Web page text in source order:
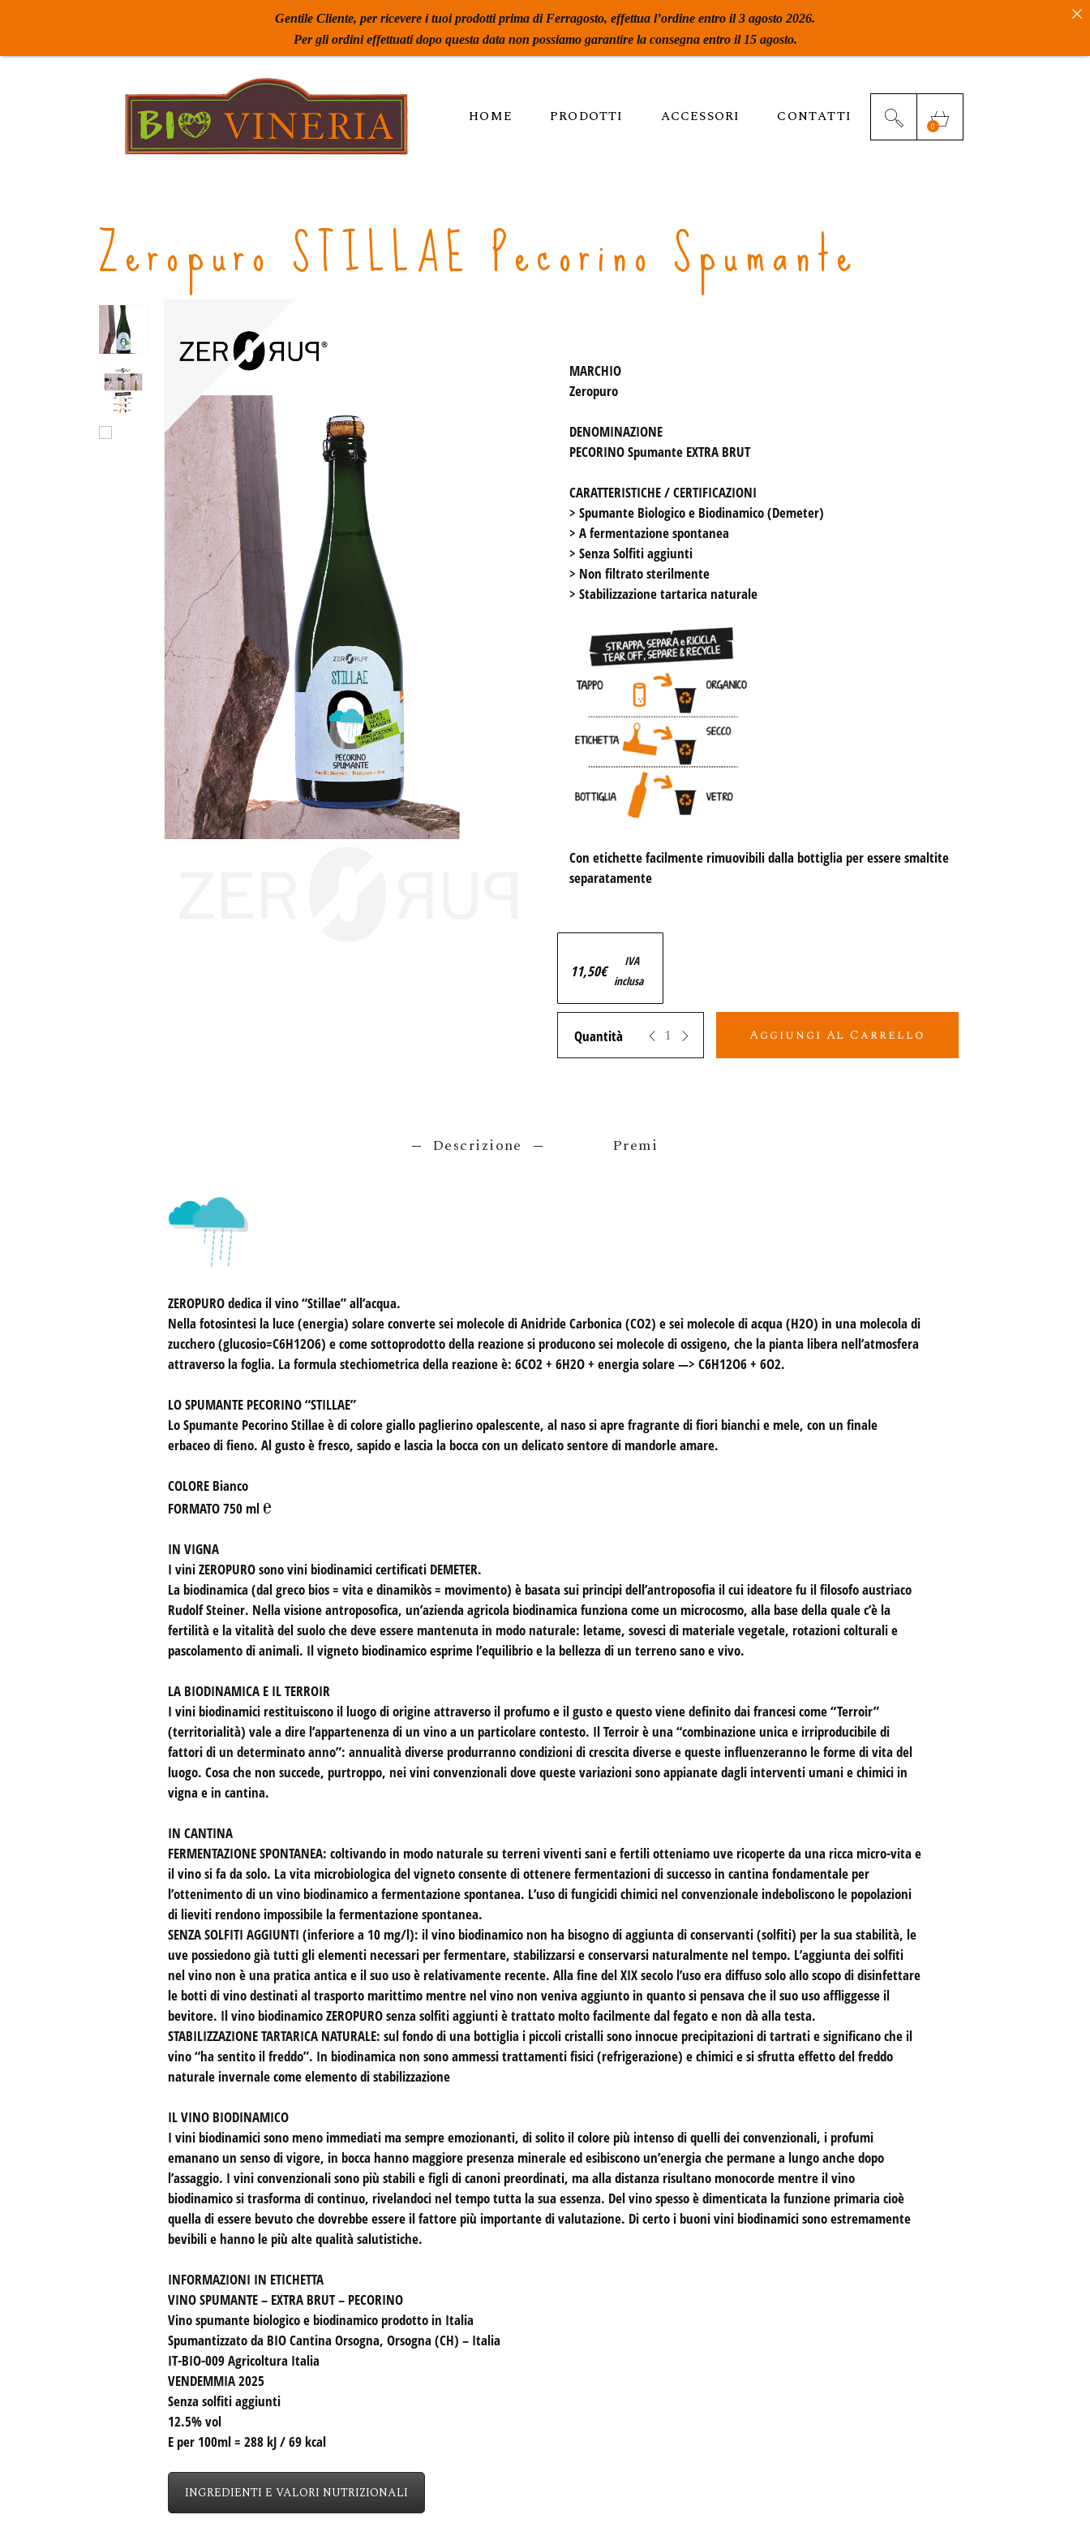
HOME PRODOTTI
Pé Nin Perde La Sumente
Spiritus Terrae
BIO Cantina Sociale Orsogna
& Babalù
Orsogna Winery
Zero Puro
Olearia Vinicola Orsogna
ACCESSORI CONTATTI
0
Zeropuro STILLAE Pecorino Spumante
Zeropuro
DENOMINAZIONE
PECORINO Spumante EXTRA BRUT
CARATTERISTICHE / CERTIFICAZIONI
> Spumante Biologico e Biodinamico (Demeter)
> A fermentazione spontanea
> Senza Solfiti aggiunti
> Non filtrato sterilmente
> Stabilizzazione tartarica naturale
Con etichette facilmente rimuovibili dalla bottiglia per essere smaltite
separatamente
11,50€
IVA
inclusa
Zeropuro STILLAE Pecorino Spumante quantity
Aggiungi Al Carrello
Descrizione Premi
ZEROPUROdedica il vino “Stillae” all’acqua.
Nella fotosintesi la luce (energia) solare converte sei molecole di Anidride Carbonica (CO2) e sei molecole di acqua (H2O) in una molecola di
zucchero (glucosio=C6H12O6) e come sottoprodotto della reazione si producono sei molecole di ossigeno, che la pianta libera nell’atmosfera
attraverso la foglia. La formula stechiometrica della reazione è: 6CO2 + 6H2O + energia solare —> C6H12O6 + 6O2.
LO SPUMANTE PECORINO “STILLAE”
Lo Spumante Pecorino Stillae è di colore giallo paglierino opalescente, al naso si apre fragrante di fiori bianchi e mele, con un finale
erbaceo di fieno. Al gusto è fresco, sapido e lascia la bocca con un delicato sentore di mandorle amare.
COLORE Bianco
FORMATO750 ml ℮
IN VIGNA
I vini ZEROPURO sono vini biodinamici certificati DEMETER.
La biodinamica (dal greco bios = vita e dinamikòs = movimento) è basata sui principi dell’antroposofia il cui ideatore fu il filosofo austriaco
Rudolf Steiner. Nella visione antroposofica, un’azienda agricola biodinamica funziona come un microcosmo, alla base della quale c’è la
fertilità e la vitalità del suolo che deve essere mantenuta in modo naturale: letame, sovesci di materiale vegetale, rotazioni colturali e
pascolamento di animali. Il vigneto biodinamico esprime l’equilibrio e la bellezza di un terreno sano e vivo.
LA BIODINAMICA E IL TERROIR
I vini biodinamici restituiscono il luogo di origine attraverso il profumo e il gusto e questo viene definito dai francesi come “Terroir”
(territorialità) vale a dire l’appartenenza di un vino a un particolare contesto. Il Terroir è una “combinazione unica e irriproducibile di
fattori di un determinato anno”: annualità diverse produrranno condizioni di crescita diverse e queste influenzeranno le forme di vita del
luogo. Cosa che non succede, purtroppo, nei vini convenzionali dove queste variazioni sono appianate dagli interventi umani e chimici in
vigna e in cantina.
IN CANTINA
FERMENTAZIONE SPONTANEA: coltivando in modo naturale su terreni viventi sani e fertili otteniamo uve ricoperte da una ricca micro-vita e
il vino si fa da solo. La vita microbiologica del vigneto consente di ottenere fermentazioni di successo in cantina fondamentale per
l’ottenimento di un vino biodinamico a fermentazione spontanea. L’uso di fungicidi chimici nel convenzionale indeboliscono le popolazioni
di lieviti rendono impossibile la fermentazione spontanea.
SENZA SOLFITI AGGIUNTI (inferiore a 10 mg/l): il vino biodinamico non ha bisogno di aggiunta di conservanti (solfiti) per la sua stabilità, le
uve possiedono già tutti gli elementi necessari per fermentare, stabilizzarsi e conservarsi naturalmente nel tempo. L’aggiunta dei solfiti
nel vino non è una pratica antica e il suo uso è relativamente recente. Alla fine del XIX secolo l’uso era diffuso solo allo scopo di disinfettare
le botti di vino destinati al trasporto marittimo mentre nel vino non veniva aggiunto in quanto si pensava che il suo uso affliggesse il
bevitore. Il vino biodinamico ZEROPURO senza solfiti aggiunti è trattato molto facilmente dal fegato e non dà alla testa.
STABILIZZAZIONE TARTARICA NATURALE: sul fondo di una bottiglia i piccoli cristalli sono innocue precipitazioni di tartrati e significano che il
vino “ha sentito il freddo”. In biodinamica non sono ammessi trattamenti fisici (refrigerazione) e chimici e si sfrutta effetto del freddo
naturale invernale come elemento di stabilizzazione
IL VINO BIODINAMICO
I vini biodinamici sono meno immediati ma sempre emozionanti, di solito il colore più intenso di quelli dei convenzionali, i profumi
emanano un senso di vigore, in bocca hanno maggiore presenza minerale ed esibiscono un’energia che permane a lungo anche dopo
l’assaggio. I vini convenzionali sono più stabili e figli di canoni preordinati, ma alla distanza risultano monocorde mentre il vino
biodinamico si trasforma di continuo, rivelandoci nel tempo tutta la sua essenza. Del vino spesso è dimenticata la funzione primaria cioè
quella di essere bevuto che dovrebbe essere il fattore più importante di valutazione. Di certo i buoni vini biodinamici sono estremamente
bevibili e hanno le più alte qualità salutistiche.
INFORMAZIONI IN ETICHETTA
VINO SPUMANTE – EXTRA BRUT – PECORINO
Vino spumante biologico e biodinamico prodotto in Italia
Spumantizzato da BIO Cantina Orsogna, Orsogna (CH) – Italia
IT-BIO-009 Agricoltura Italia
VENDEMMIA 2025
Senza solfiti aggiunti
12.5% vol
E per 100ml = 288 kJ / 69 kcal
INGREDIENTI E VALORI NUTRIZIONALI
Gentile Cliente, per ricevere i tuoi prodotti prima di Ferragosto, effettua l’ordine entro il 3 agosto 2026.
Per gli ordini effettuati dopo questa data non possiamo garantire la consegna entro il 15 agosto.